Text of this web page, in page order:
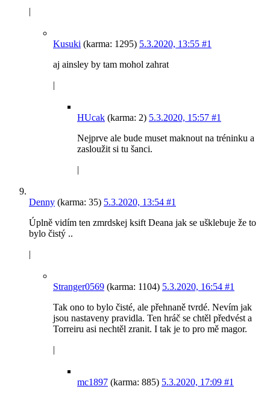
|
Kusuki (karma: 1295) 5.3.2020, 13:55 #1
aj ainsley by tam mohol zahrat
|
HUcak (karma: 2) 5.3.2020, 15:57 #1
Nejprve ale bude muset maknout na tréninku a
zasloužit si tu šanci.
|
Denny (karma: 35) 5.3.2020, 13:54 #1
Úplně vidím ten zmrdskej ksift Deana jak se ušklebuje že to
bylo čistý ..
|
Stranger0569 (karma: 1104) 5.3.2020, 16:54 #1
Tak ono to bylo čisté, ale přehnaně tvrdé. Nevím jak
jsou nastaveny pravidla. Ten hráč se chtěl předvést a
Torreiru asi nechtěl zranit. I tak je to pro mě magor.
|
mc1897 (karma: 885) 5.3.2020, 17:09 #1